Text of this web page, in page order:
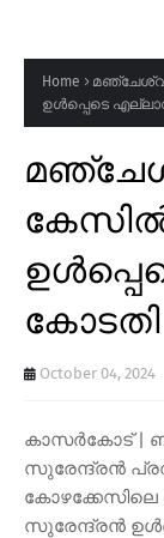
Home
ഉൾപ്പെടെ
കോടതി
October 04, 2024
കാസര്‍കോട് |
സുരേന്ദ്രന്‍
സുരേന്ദ്രൻ